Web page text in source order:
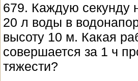
679. Каждую секунду
20 л воды в
высоту 10 м. Какая
совершается за 1 ч
тяжести?